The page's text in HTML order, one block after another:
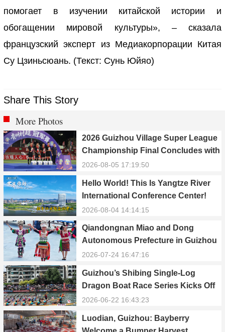
помогает в изучении китайской истории и
обогащении мировой культуры», – сказала
французский эксперт из Медиакорпорации Китая
Су Цзиньсюань. (Текст: Сунь Юйяо)
Share This Story
More Photos
2026 Guizhou Village Super League
Championship Final Concludes with
Qiandongnan Team Winning the
2026-08-05 17:19:50
Hello World! This Is Yangtze River
International Conference Center!
2026-08-04 14:14:15
Qiandongnan Miao and Dong
Autonomous Prefecture in Guizhou
Celebrates 70th Anniversary of
2026-07-24 16:47:16
Guizhou’s Shibing Single-Log
Dragon Boat Race Series Kicks Off
with Colorful Events
2026-06-22 16:43:23
Luodian, Guizhou: Bayberry